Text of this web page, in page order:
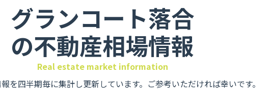
グランコート落合
の不動産相場情報
Real estate market information
を四半期毎に集計し更新しています。ご参考いただければ幸いです。